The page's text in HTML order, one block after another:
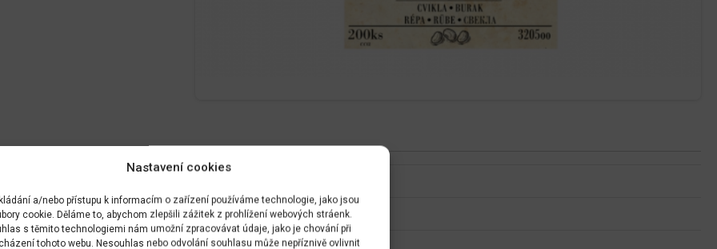
Nastavení cookies
a/nebo přístupu k informacím o zařízení používáme technologie, jako jsou
cookie. Děláme to, abychom zlepšili zážitek z prohlížení webových stráenk.
s těmito technologiemi nám umožní zpracovávat údaje, jako je chování při
tohoto webu. Nesouhlas nebo odvolání souhlasu může nepříznivě ovlivnit